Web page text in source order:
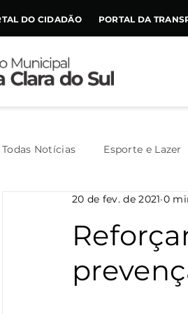
DO CIDADÃO PORTAL DA
Todas Notícias Esporte e Lazer
Assistência Social Geral
20 de fev. de 2021 0